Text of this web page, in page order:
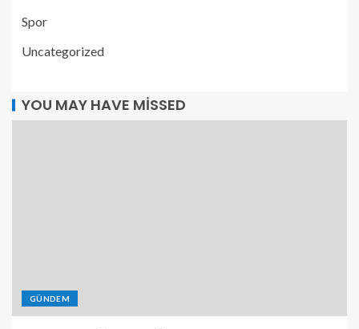
Spor
Uncategorized
YOU MAY HAVE MISSED
GÜNDEM